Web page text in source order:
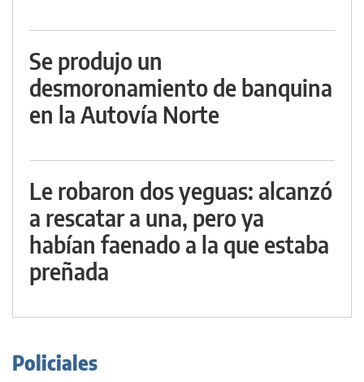
Se produjo un
desmoronamiento de banquina
en la Autovía Norte
Le robaron dos yeguas: alcanzó
a rescatar a una, pero ya
habían faenado a la que estaba
preñada
Policiales